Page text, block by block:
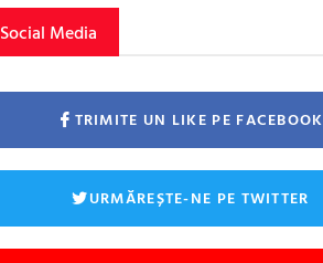
Social Media
TRIMITE UN LIKE PE FACEBOOK
URMĂREȘTE-NE PE TWITTER